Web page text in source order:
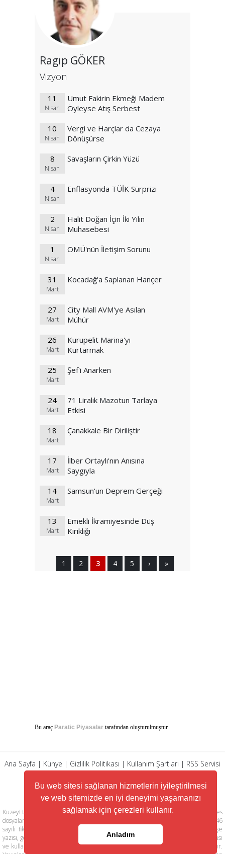
Bu web sitesi sağlanan hizmetlerin iyileştirilmesi
ve web sitemizde en iyi deneyimi yaşamanızı
sağlamak için çerezleri kullanır.
Anladım
Ragıp GÖKER
Vizyon
11
Nisan
Umut Fakirin Ekmeği Madem
Öyleyse Atış Serbest
10
Nisan
Vergi ve Harçlar da Cezaya
Dönüşürse
8
Nisan
Savaşların Çirkin Yüzü
4
Nisan
Enflasyonda TÜİK Sürprizi
2
Nisan
Halit Doğan İçin İki Yılın
Muhasebesi
1
Nisan
OMÜ'nün İletişim Sorunu
31
Mart
Kocadağ'a Saplanan Hançer
27
Mart
City Mall AVM'ye Asılan
Mühür
26
Mart
Kurupelit Marina'yı
Kurtarmak
25
Mart
Şef'i Anarken
24
Mart
71 Liralık Mazotun Tarlaya
Etkisi
18
Mart
Çanakkale Bir Diriliştir
17
Mart
İlber Ortaylı'nın Anısına
Saygıyla
14
Mart
Samsun'un Deprem Gerçeği
13
Mart
Emekli İkramiyesinde Düş
Kırıklığı
1 2 3 4 5 › »
Bu araç Paratic Piyasalar tarafından oluşturulmuştur.
Ana Sayfa | Künye | Gizlilik Politikası | Kullanım Şartları | RSS Servisi
KuzeyHaber.com sitesinde yer alan tüm yazılar, materyaller, resimler, ses
dosyaları, animasyonlar, videolar, tasarım ve düzenlemelerin telif hakları 5846
sayılı fikir ve sanat eserleri kanunu ile korunmaktadır. Her türlü haber, köşe
yazısı, görsel, belge ve bağlantının izinsiz ve kaynak belirtilmeksizin kopyalanması
ve kullanılması durumunda her türlü yasal hakları tarafımızca saklı tutulmaktadır.